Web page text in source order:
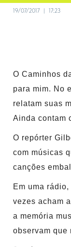
19/07/2017 | 17:23
O Caminhos
para mim. No
relatam suas
Ainda contam
O repórter
com músicas
canções
Em uma
vezes acham
a memória
observam que